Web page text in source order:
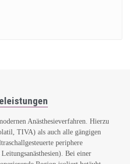
Anästhesieverfahren. Hierzu
TIVA) als auch alle gängigen
periphere
Bei einer